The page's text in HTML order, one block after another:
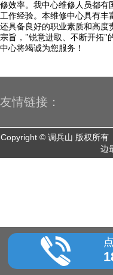
修效率。我中心维修人员都有
工作经验。本维修中心具有丰
还具备良好的职业素质和高度
宗旨，"锐意进取、不断开拓"
中心将竭诚为您服务！
友情链接：
Copyright © 调兵山 版权所
边